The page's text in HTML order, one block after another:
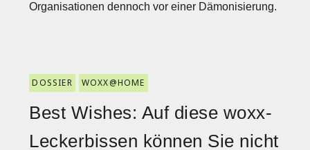
Organisationen dennoch vor einer Dämonisierung.
DOSSIER WOXX@HOME
Best Wishes: Auf diese woxx-
Leckerbissen können Sie nicht